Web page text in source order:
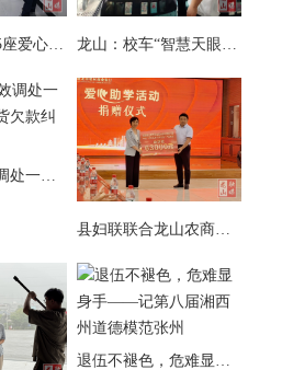
龙山：新建成5座爱心驿站 预计8月底投入使用 龙山：校车“智慧天眼”全覆盖 为山区开学路再上“安全锁”
龙山法院高效调处一起异地企业供货欠款纠纷
县妇联联合龙山农商银行开展爱心助学活动
退伍不褪色，危难显身手——记第八届湘西州道德模范张州